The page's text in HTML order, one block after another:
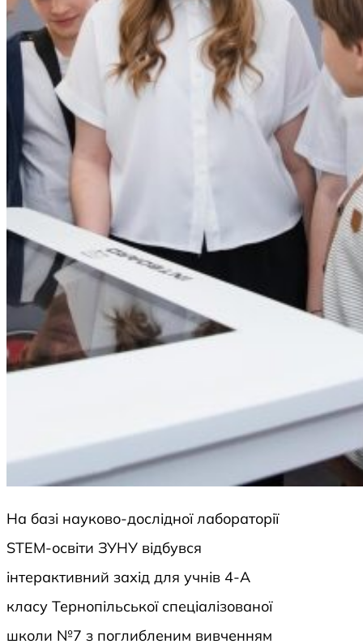
На базі науково-дослідної лабораторії
STEM-освіти ЗУНУ відбувся
інтерактивний захід для учнів 4-А
класу Тернопільської спеціалізованої
школи №7 з поглибленим вивченням